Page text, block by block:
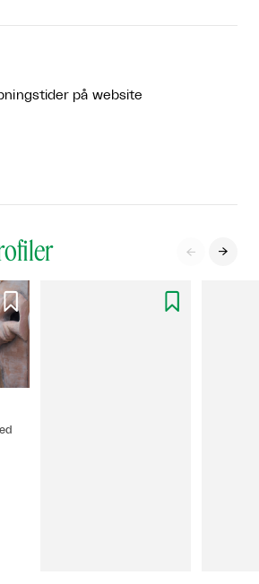
på website
 
 